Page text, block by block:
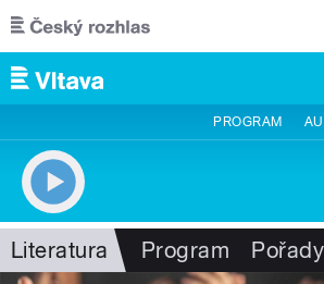
Přejít k hlavnímu obsahu
PROGRAM
Literatura Program Pořady